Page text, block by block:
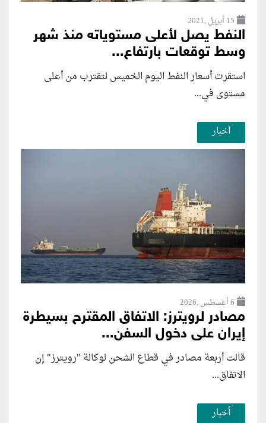
15 أبريل ,2021
النفط يصل لأعلى مستوياته منذ شهر
وسط توقعات بارتفاع...
استقرت أسعار النفط اليوم الخميس لتقترب من أعلى
مستوى في...
أخبار
6 أغسطس ,2026
مصادر لرويترز: الاتفاق المقترح بسيطرة
إيران على دخول السفن...
قالت أربعة مصادر في قطاع الشحن لوكالة "رويترز" إن
الاتفاق...
أخبار